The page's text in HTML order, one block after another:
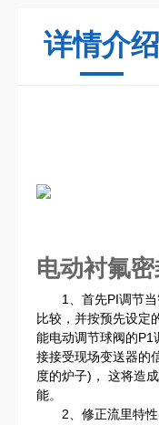
详情介绍
电动衬氟
1、首先PI调节当
比较，并按预先设定
能电动调节球阀的P1
接接受现场变送器的
度的炉子)， 这将造
能。
2、修正流里特性